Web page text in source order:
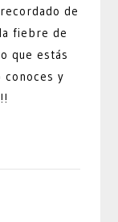
de
fiebre de
que estás
y